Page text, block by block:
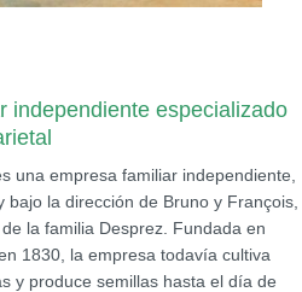
independiente especializado
una empresa familiar independiente,
bajo la dirección de Bruno y François,
la familia Desprez. Fundada en
1830, la empresa todavía cultiva
y produce semillas hasta el día de